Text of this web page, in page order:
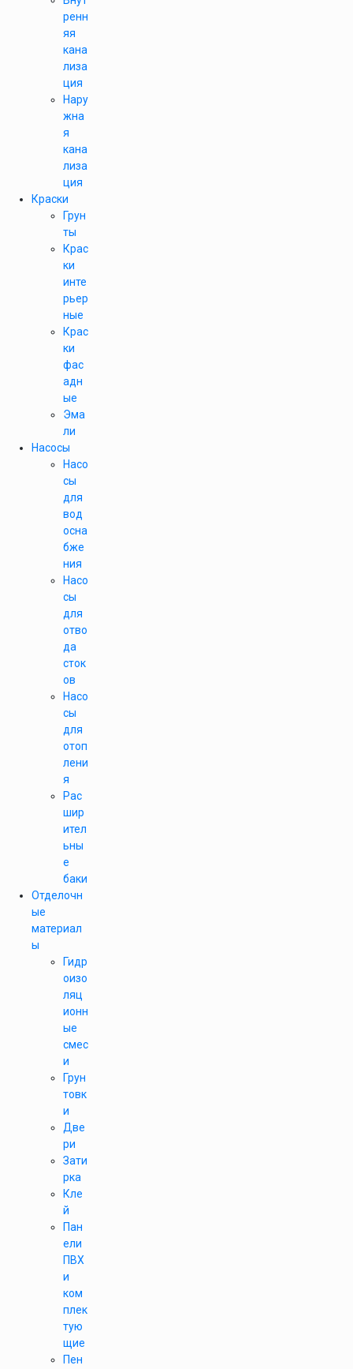
ренн
яя
кана
лиза
ция
Нару
жна
я
кана
лиза
ция
Краски
Грун
ты
Крас
ки
инте
рьер
ные
Крас
ки
фас
адн
ые
Эма
ли
Насосы
Насо
сы
для
вод
осна
бже
ния
Насо
сы
для
отво
да
сток
ов
Насо
сы
для
отоп
лени
я
Рас
шир
ител
ьны
е
баки
Отделочн
ые
материал
ы
Гидр
оизо
ляц
ионн
ые
смес
и
Грун
товк
и
Две
ри
Зати
рка
Кле
й
Пан
ели
ПВХ
и
ком
плек
тую
щие
Пен